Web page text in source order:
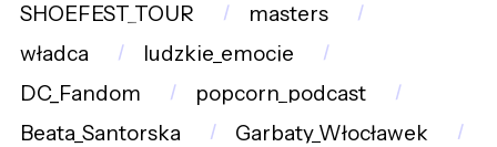
SHOEFEST_TOUR
masters
władca
ludzkie_emocje
DC_Fandom
popcorn_podcast
Beata_Santorska
Garbaty_Włocławek